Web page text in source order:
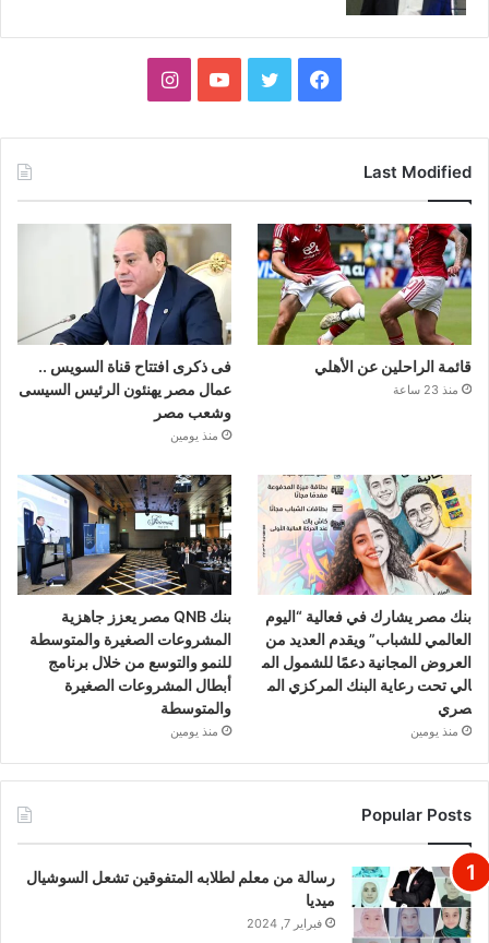
فيسبوك تويتر يوتيوبانستقرام
Last Modified
قائمة الراحلين عن الأهلي
منذ 23 ساعة
فى ذكرى افتتاح قناة السويس ..
عمال مصر يهنئون الرئيس السيسى
وشعب مصر
منذ يومين
بنك مصر يشارك في فعالية “اليوم
العالمي للشباب” ويقدم العديد من
العروض المجانية دعمًا للشمول الم
الي تحت رعاية البنك المركزي الم
صري
منذ يومين
بنك QNB مصر يعزز جاهزية
المشروعات الصغيرة والمتوسطة
للنمو والتوسع من خلال برنامج
أبطال المشروعات الصغيرة
والمتوسطة
منذ يومين
Popular Posts
رسالة من معلم لطلابه المتفوقين تشعل السوشيال
ميديا
فبراير 7, 2024